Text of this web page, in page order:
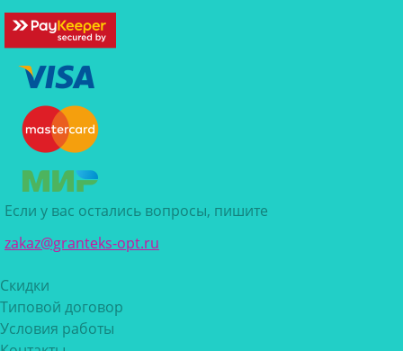
Если у вас остались вопросы, пишите
zakaz@granteks-opt.ru
Скидки
Типовой договор
Условия работы